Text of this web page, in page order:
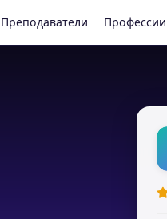
Преподаватели Профессии